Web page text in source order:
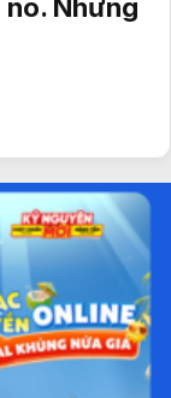
Nhưng